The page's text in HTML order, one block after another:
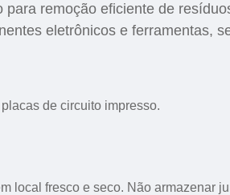
remoção eficiente de
eletrônicos e ferramentas,
de circuito impresso.
local fresco e seco. Não armazenar